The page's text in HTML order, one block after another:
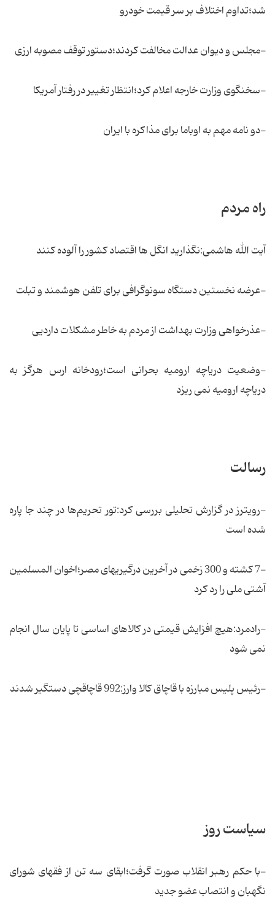
شد؛تداوم اختلاف بر سر قیمت خودرو
-مجلس و دیوان عدالت مخالفت كردند؛دستور توقف مصوبه ارزی
-سخنگوی وزارت خارجه اعلام كرد؛انتظار تغییر در رفتار آمریكا
-دو نامه مهم به اوباما برای مذاكره با ایران
راه مردم
آیت الله هاشمی:نگذارید انگل ها اقتصاد کشور را آلوده کنند
-عرضه نخستین دستگاه سونوگرافی برای تلفن هوشمند و تبلت
-عذرخواهی وزارت بهداشت از مردم به خاطر مشکلات داردیی
-وضعیت دریاچه ارومیه بحرانی است؛رودخانه ارس هرگز به
دریاچه ارومیه نمی ریزد
رسالت
-رویترز در گزارش تحلیلی بررسی كرد:تور تحریم‌ها در چند جا پاره
شده است
-7 کشته و 300 زخمی در آخرین درگیریهای مصر؛اخوان المسلمین
آشتی ملی را رد کرد
-رادمرد:هیچ افزایش قیمتی در كالاهای اساسی تا پایان سال انجام
نمی شود
-رئیس پلیس مبارزه با قاچاق كالا وارز:992 قاچاقچی دستگیر شدند
سیاست روز
-با حکم رهبر انقلاب صورت گرفت؛ابقای سه تن از فقهای شورای
نگهبان و انتصاب عضو جدید